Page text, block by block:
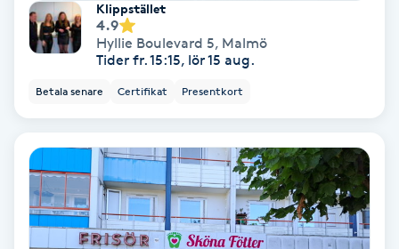
Enzympeeling
Extensions
Eyeliner-tatuering
Klippstället
4.9
Hyllie Boulevard 5, Malmö
Tider fr. 15:15, lör 15 aug.
Betala senare Certifikat Presentkort